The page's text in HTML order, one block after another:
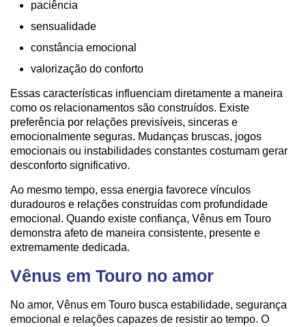
paciência
sensualidade
constância emocional
valorização do conforto
Essas características influenciam diretamente a maneira
como os relacionamentos são construídos. Existe
preferência por relações previsíveis, sinceras e
emocionalmente seguras. Mudanças bruscas, jogos
emocionais ou instabilidades constantes costumam gerar
desconforto significativo.
Ao mesmo tempo, essa energia favorece vínculos
duradouros e relações construídas com profundidade
emocional. Quando existe confiança, Vênus em Touro
demonstra afeto de maneira consistente, presente e
extremamente dedicada.
Vênus em Touro no amor
No amor, Vênus em Touro busca estabilidade, segurança
emocional e relações capazes de resistir ao tempo. O